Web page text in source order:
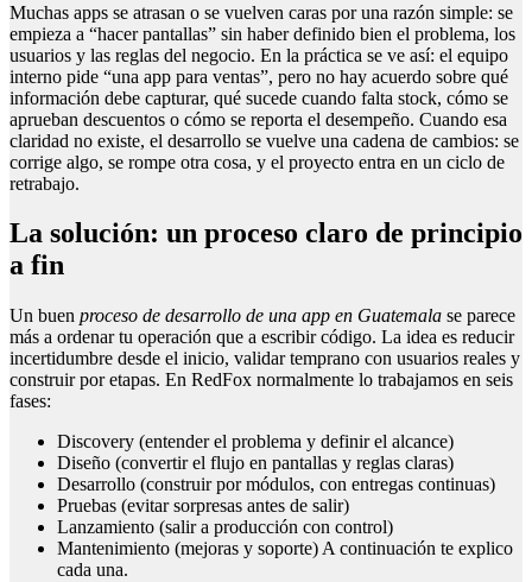
Muchas apps se atrasan o se vuelven caras por una razón simple: se
empieza a “hacer pantallas” sin haber definido bien el problema, los
usuarios y las reglas del negocio. En la práctica se ve así: el equipo
interno pide “una app para ventas”, pero no hay acuerdo sobre qué
información debe capturar, qué sucede cuando falta stock, cómo se
aprueban descuentos o cómo se reporta el desempeño. Cuando esa
claridad no existe, el desarrollo se vuelve una cadena de cambios: se
corrige algo, se rompe otra cosa, y el proyecto entra en un ciclo de
retrabajo.
La solución: un proceso claro de principio
a fin
Un buen proceso de desarrollo de una app en Guatemala se parece
más a ordenar tu operación que a escribir código. La idea es reducir
incertidumbre desde el inicio, validar temprano con usuarios reales y
construir por etapas. En RedFox normalmente lo trabajamos en seis
fases:
Discovery (entender el problema y definir el alcance)
Diseño (convertir el flujo en pantallas y reglas claras)
Desarrollo (construir por módulos, con entregas continuas)
Pruebas (evitar sorpresas antes de salir)
Lanzamiento (salir a producción con control)
Mantenimiento (mejoras y soporte) A continuación te explico
cada una.